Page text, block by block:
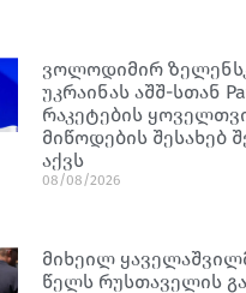
ვოლოდიმირ
უკრაინას აშშ-სთან
რაკეტების
მიწოდების შესახებ
აქვს
08/08/2026
მიხეილ
წელს რუსთაველის